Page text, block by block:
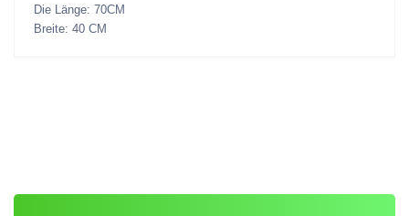
Die Länge: 70CM
Breite: 40 CM